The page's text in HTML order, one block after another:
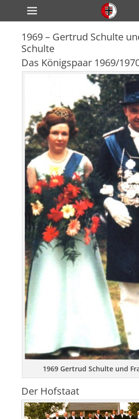
zum
Inhalt
Primärmenü
1969 – Gertrud Schulte
Schulte
Das Königspaar 1969/
1969 Gertrud Schulte und
Der Hofstaat